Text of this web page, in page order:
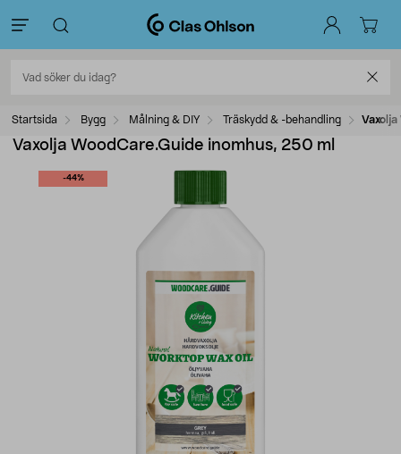
Startsida Bygg Målning & DIY Träskydd & -behandling
Vaxolja WoodCare.Guide inomhus, 250 ml
-44%